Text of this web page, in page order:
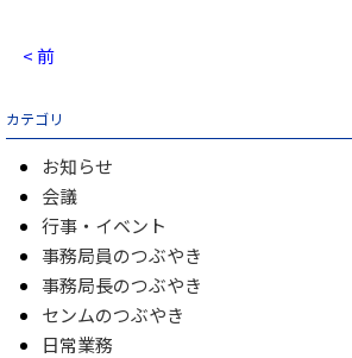
< 前
カテゴリ
お知らせ
会議
行事・イベント
事務局員のつぶやき
事務局長のつぶやき
センムのつぶやき
日常業務